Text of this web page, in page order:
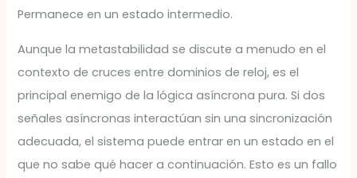
Permanece en un estado intermedio.
Aunque la metastabilidad se discute a menudo en el
contexto de cruces entre dominios de reloj, es el
principal enemigo de la lógica asíncrona pura. Si dos
señales asíncronas interactúan sin una sincronización
adecuada, el sistema puede entrar en un estado en el
que no sabe qué hacer a continuación. Esto es un fallo